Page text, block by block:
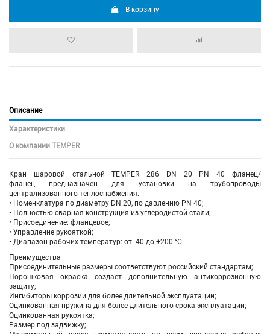
В корзину
Описание
Характеристики
О компании TEMPER
Кран шаровой стальной TEMPER 286 DN 20 PN 40 фланец/
фланец предназначен для установки на трубопроводы
централизованного теплоснабжения.
• Номенклатура по диаметру DN 20, по давлению PN 40;
• Полностью сварная конструкция из углеродистой стали;
• Присоединение: фланцевое;
• Управление рукояткой;
• Диапазон рабочих температур: от -40 до +200 °С.
Преимущества
Присоединительные размеры соответствуют российский стандартам;
Порошковая окраска создает дополнительную антикоррозионную
защиту;
Ингибиторы коррозии для более длительной эксплуатации;
Оцинкованная пружина для более длительного срока эксплуатации;
Оцинкованная рукоятка;
Размер под задвижку;